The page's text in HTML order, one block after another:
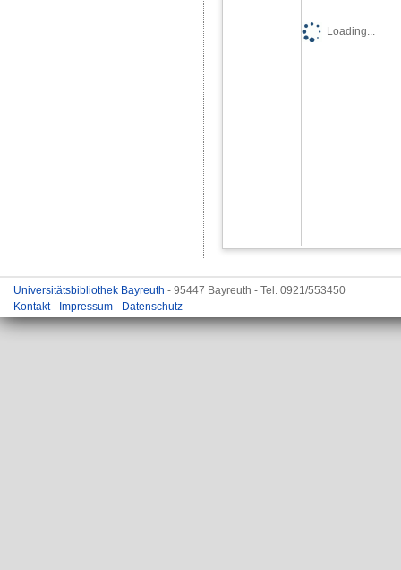
Loading...
Universitätsbibliothek Bayreuth - 95447 Bayreuth - Tel. 0921/553450
Kontakt- Impressum - Datenschutz